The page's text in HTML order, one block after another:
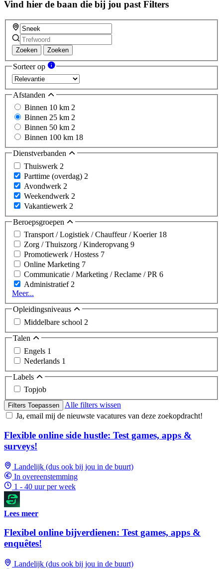
Vind hier de baan die bij jou past Filters
Zoeken Zoeken
Sorteer op
Afstanden
Binnen 10 km 2
Binnen 25 km 2
Binnen 50 km 2
Binnen 100 km 18
Dienstverbanden
Thuiswerk 2
Parttime (overdag) 2
Avondwerk 2
Weekendwerk 2
Vakantiewerk 2
Beroepsgroepen
Transport / Logistiek / Chauffeur / Koerier 18
Zorg / Thuiszorg / Kinderopvang 9
Promotiewerk / Hostess 7
Online Marketing 7
Communicatie / Marketing / Reclame / PR 6
Administratief2
Meer...
Opleidingsniveaus
Middelbare school 2
Talen
Engels 1
Nederlands 1
Labels
Topjob
Filters Toepassen
Alle filters wissen
Ja, email mij de nieuwste vacatures van deze zoekopdracht!
Flexible online side hustle: Test games, apps &
surveys!
Landelijk (dus ook bij jou in de buurt)
In overeenstemming
1 - 40 uur per week
Lees meer
Flexibel online bijverdienen: Test games, apps &
enquêtes!
Landelijk (dus ook bij jou in de buurt)